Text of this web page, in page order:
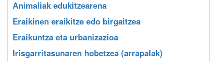
Animaliak edukitzearena
Eraikinen eraikitze edo birgaitzea
Eraikuntza eta urbanizazioa
Irisgarritasunaren hobetzea (arrapalak)